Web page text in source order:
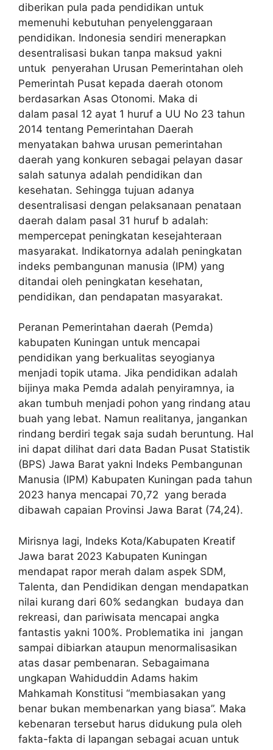
diberikan pula pada pendidikan untuk
memenuhi kebutuhan penyelenggaraan
pendidikan. Indonesia sendiri menerapkan
desentralisasi bukan tanpa maksud yakni
untuk penyerahan Urusan Pemerintahan oleh
Pemerintah Pusat kepada daerah otonom
berdasarkan Asas Otonomi. Maka di
dalam pasal 12 ayat 1 huruf a UU No 23 tahun
2014 tentang Pemerintahan Daerah
menyatakan bahwa urusan pemerintahan
daerah yang konkuren sebagai pelayan dasar
salah satunya adalah pendidikan dan
kesehatan. Sehingga tujuan adanya
desentralisasi dengan pelaksanaan penataan
daerah dalam pasal 31 huruf b adalah:
mempercepat peningkatan kesejahteraan
masyarakat. Indikatornya adalah peningkatan
indeks pembangunan manusia (IPM) yang
ditandai oleh peningkatan kesehatan,
pendidikan, dan pendapatan masyarakat.
Peranan Pemerintahan daerah (Pemda)
kabupaten Kuningan untuk mencapai
pendidikan yang berkualitas seyogianya
menjadi topik utama. Jika pendidikan adalah
bijinya maka Pemda adalah penyiramnya, ia
akan tumbuh menjadi pohon yang rindang atau
buah yang lebat. Namun realitanya, jangankan
rindang berdiri tegak saja sudah beruntung. Hal
ini dapat dilihat dari data Badan Pusat Statistik
(BPS) Jawa Barat yakni Indeks Pembangunan
Manusia (IPM) Kabupaten Kuningan pada tahun
2023 hanya mencapai 70,72 yang berada
dibawah capaian Provinsi Jawa Barat (74,24).
Mirisnya lagi, Indeks Kota/Kabupaten Kreatif
Jawa barat 2023 Kabupaten Kuningan
mendapat rapor merah dalam aspek SDM,
Talenta, dan Pendidikan dengan mendapatkan
nilai kurang dari 60% sedangkan budaya dan
rekreasi, dan pariwisata mencapai angka
fantastis yakni 100%. Problematika ini jangan
sampai dibiarkan ataupun menormalisasikan
atas dasar pembenaran. Sebagaimana
ungkapan Wahiduddin Adams hakim
Mahkamah Konstitusi “membiasakan yang
benar bukan membenarkan yang biasa”. Maka
kebenaran tersebut harus didukung pula oleh
fakta-fakta di lapangan sebagai acuan untuk